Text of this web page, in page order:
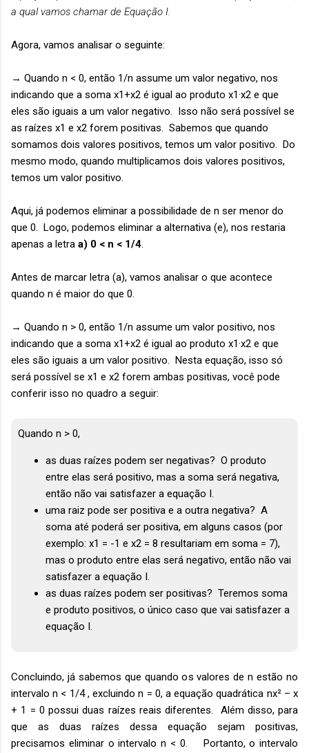
a qual vamos chamar de Equação I.
Agora, vamos analisar o seguinte:
→ Quando n < 0, então 1/n assume um valor negativo, nos
indicando que a soma x1+x2 é igual ao produto x1·x2 e que
eles são iguais a um valor negativo. Isso não será possível se
as raízes x1 e x2 forem positivas. Sabemos que quando
somamos dois valores positivos, temos um valor positivo. Do
mesmo modo, quando multiplicamos dois valores positivos,
temos um valor positivo.
Aqui, já podemos eliminar a possibilidade de n ser menor do
que 0. Logo, podemos eliminar a alternativa (e), nos restaria
apenas a letra a) 0 < n < 1/4.
Antes de marcar letra (a), vamos analisar o que acontece
quando n é maior do que 0.
→ Quando n > 0, então 1/n assume um valor positivo, nos
indicando que a soma x1+x2 é igual ao produto x1·x2 e que
eles são iguais a um valor positivo. Nesta equação, isso só
será possível se x1 e x2 forem ambas positivas, você pode
conferir isso no quadro a seguir:
Quando n > 0,
as duas raízes podem ser negativas? O produto
entre elas será positivo, mas a soma será negativa,
então não vai satisfazer a equação I.
uma raiz pode ser positiva e a outra negativa? A
soma até poderá ser positiva, em alguns casos (por
exemplo: x1 = -1 e x2 = 8 resultariam em soma = 7),
mas o produto entre elas será negativo, então não vai
satisfazer a equação I.
as duas raízes podem ser positivas? Teremos soma
e produto positivos, o único caso que vai satisfazer a
equação I.
Concluindo, já sabemos que quando os valores de n estão no
intervalo n < 1/4 , excluindo n = 0, a equação quadrática nx² – x
+ 1 = 0 possui duas raízes reais diferentes. Além disso, para
que as duas raízes dessa equação sejam positivas,
precisamos eliminar o intervalo n < 0. Portanto, o intervalo